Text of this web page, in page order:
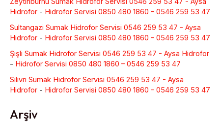
Hidrofor - Hidrofor Servisi 0850 480 1860 – 0546 259 53 47
Sultangazi Sumak Hidrofor Servisi 0546 259 53 47 - Aysa
Hidrofor - Hidrofor Servisi 0850 480 1860 – 0546 259 53 47
Şişli Sumak Hidrofor Servisi 0546 259 53 47 - Aysa Hidrofor
- Hidrofor Servisi 0850 480 1860 – 0546 259 53 47
Silivri Sumak Hidrofor Servisi 0546 259 53 47 - Aysa
Hidrofor - Hidrofor Servisi 0850 480 1860 – 0546 259 53 47
Arşiv